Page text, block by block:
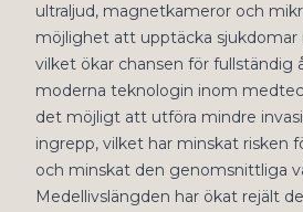
ultraljud, magnetkameror och
möjlighet att upptäcka
vilket ökar chansen för fullständig
moderna teknologin inom
det möjligt att utföra mindre
ingrepp, vilket har minskat risken
och minskat den genomsnittliga
Medellivslängden har ökat rejält